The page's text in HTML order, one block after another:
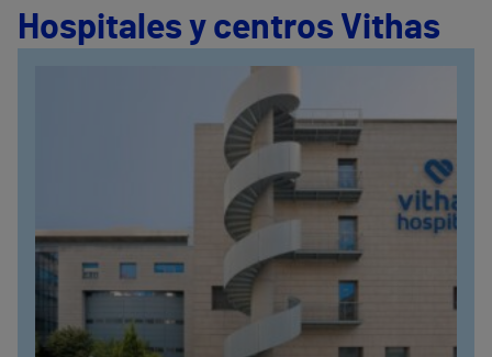
Hospitales y centros Vithas